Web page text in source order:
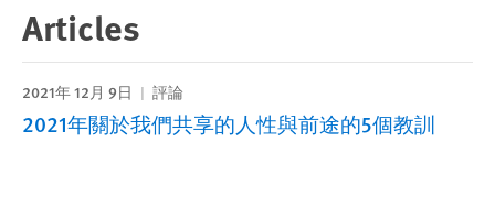
Articles
2021年 12月 9日 評論
2021年關於我們共享的人性與前途的5個教訓